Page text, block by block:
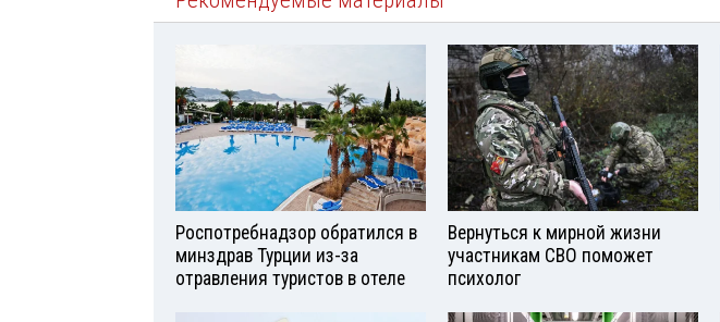
Роспотребнадзор обратился в
минздрав Турции из-за
отравления туристов в отеле
Вернуться к мирной жизни
участникам СВО поможет
психолог